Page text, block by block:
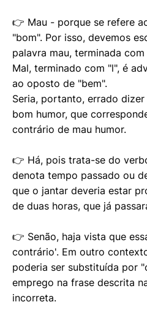
👉 Mau - porque se refere
"bom". Por isso, devemos
palavra mau, terminada com
Mal, terminado com "l", é
ao oposto de "bem".
Seria, portanto, errado
bom humor, que
contrário de mau humor.
👉 Há, pois trata-se do
denota tempo passado ou
que o jantar deveria estar
de duas horas, que já
👉 Senão, haja vista que
contrário'. Em outro
poderia ser substituída por
emprego na frase descrita
incorreta.